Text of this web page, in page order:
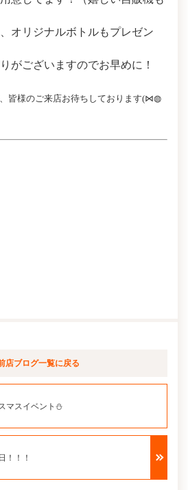
オリジナルボトルもプレゼン
がございますのでお早めに！
皆様のご来店お待ちしております(⋈◍
店ブログ一覧に戻る
マスイベント⛄
！！！